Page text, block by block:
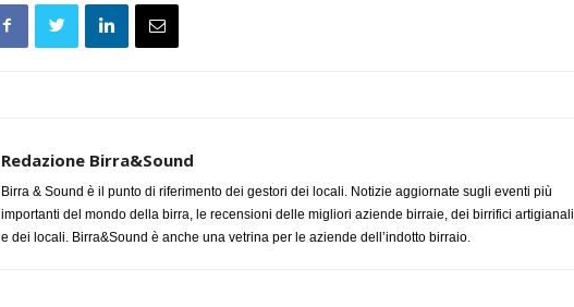
Redazione Birra&Sound
Birra & Sound è il punto di riferimento dei gestori dei locali. Notizie aggiornate sugli eventi più
importanti del mondo della birra, le recensioni delle migliori aziende birraie, dei birrifici artigianali
e dei locali. Birra&Sound è anche una vetrina per le aziende dell’indotto birraio.